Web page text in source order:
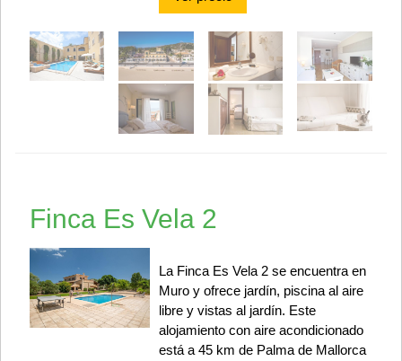
Finca Es Vela 2
La Finca Es Vela 2 se encuentra en
Muro y ofrece jardín, piscina al aire
libre y vistas al jardín. Este
alojamiento con aire acondicionado
está a 45 km de Palma de Mallorca